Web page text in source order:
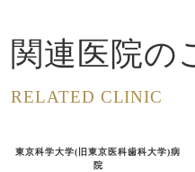
関連医院の
RELATED CLINIC
東京科学大学(旧東京医科歯科大学)病
院